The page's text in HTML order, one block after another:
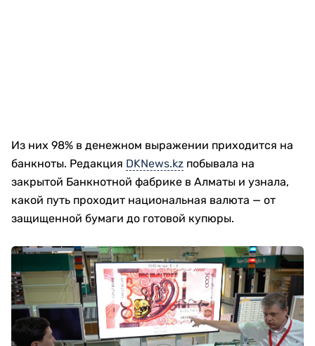
Из них 98% в денежном выражении приходится на
банкноты. Редакция DKNews.kz побывала на
закрытой Банкнотной фабрике в Алматы и узнала,
какой путь проходит национальная валюта — от
защищенной бумаги до готовой купюры.